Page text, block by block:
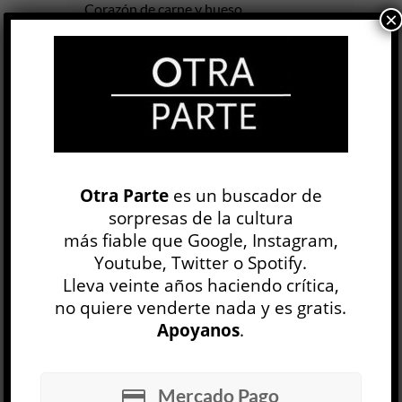
Corazón de carne y hueso
Nicolás Merino
El cineasta chileno Raúl Ruiz (Puerto Montt,
siguen inéditas y alimentan el...
LEER MÁS
El ejército ciego
David Toscana
LITERATURA IBEROAMERICANA
Zyanya Dóniz Ibáñez
El ejército ciego, la novela más reciente del
Otra Partees un buscador de
sorpresas de la cultura
más fiable que Google, Instagram,
Youtube, Twitter o Spotify.
Lleva veinte años haciendo crítica,
no quiere venderte nada y es gratis.
Apoyanos.
Mercado Pago
×